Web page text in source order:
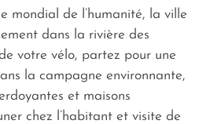
mondial de l’humanité, la ville
dans la rivière des
votre vélo, partez pour une
la campagne environnante,
et maisons
chez l’habitant et visite de